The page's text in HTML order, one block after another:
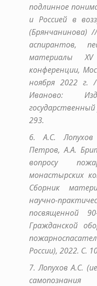
подлинное
и Россией в
(Брянчанинова)
аспирантов,
материалы XV
конференции,
ноября 2022
Иваново:
293.
6. А.С. Лопухов
Петров, А.А.
вопросу
монастырских
Сборник
научно-
посвященной
Гражданской
России), 2022. С.
7. Лопухов А.С.